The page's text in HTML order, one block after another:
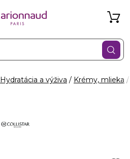
Hydratácia a výživa Krémy, mlieka